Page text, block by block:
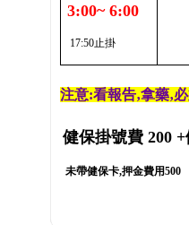
3:00~ 6:00
17:50止掛
注意:看報告‚拿藥‚
健保掛號費 200 +
未帶健保卡,押金費用500